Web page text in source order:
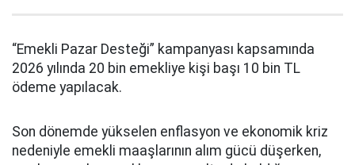
“Emekli Pazar Desteği” kampanyası kapsamında
2026 yılında 20 bin emekliye kişi başı 10 bin TL
ödeme yapılacak.
Son dönemde yükselen enflasyon ve ekonomik kriz
nedeniyle emekli maaşlarının alım gücü düşerken,